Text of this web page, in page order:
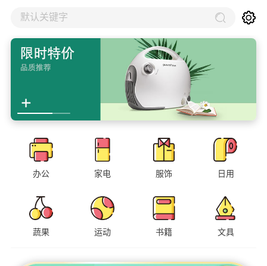
默认关键字
办公 家电 服饰 日用
蔬果 运动 书籍 文具